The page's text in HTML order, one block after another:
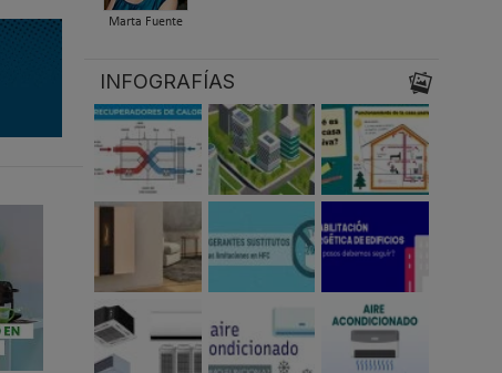
Marta Fuente
INFOGRAFÍAS